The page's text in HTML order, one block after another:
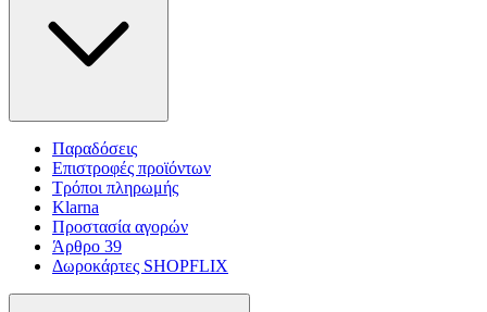
Παραδόσεις
Επιστροφές προϊόντων
Τρόποι πληρωμής
Klarna
Προστασία αγορών
Άρθρο 39
Δωροκάρτες SHOPFLIX